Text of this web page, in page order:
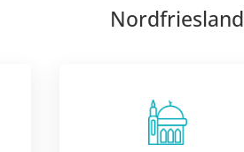
Nordfriesland